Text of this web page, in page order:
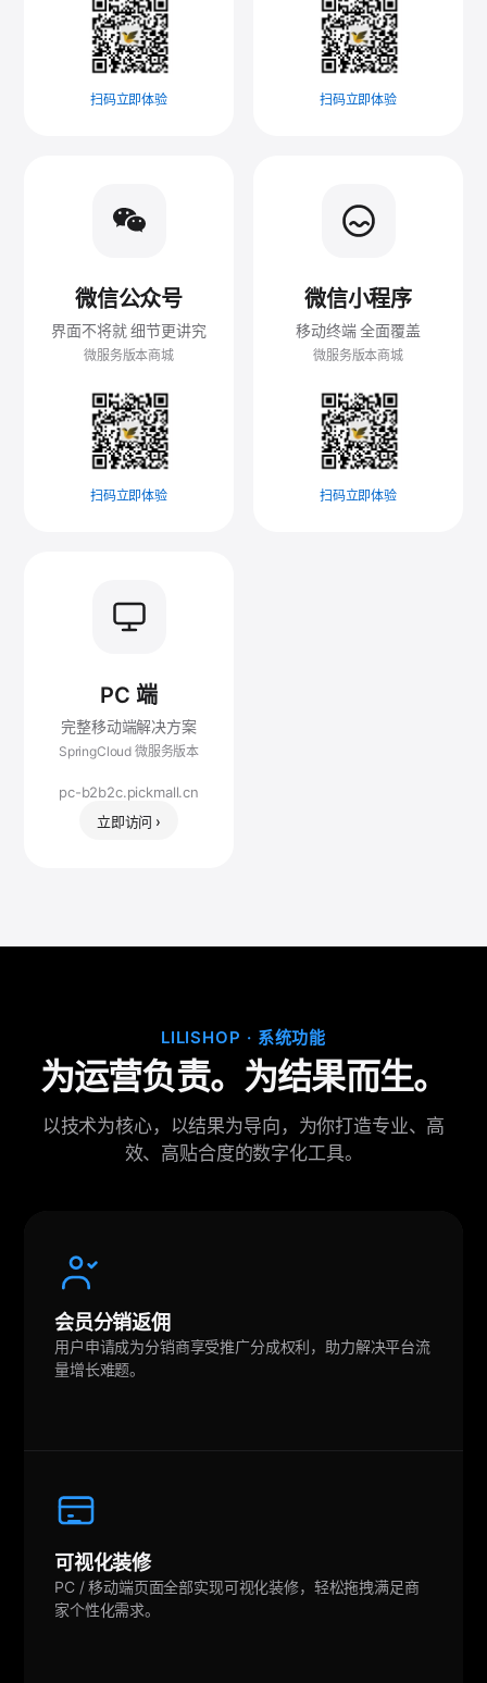
扫码立即体验 扫码立即体验
微信公众号
界面不将就 细节更讲究
微服务版本商城
扫码立即体验
微信小程序
移动终端 全面覆盖
微服务版本商城
扫码立即体验
PC 端
完整移动端解决方案
SpringCloud 微服务版本
pc-b2b2c.pickmall.cn
立即访问 ›
LILISHOP · 系统功能
为运营负责。为结果而生。
以技术为核心，以结果为导向，为你打造专业、高
效、高贴合度的数字化工具。
会员分销返佣
用户申请成为分销商享受推广分成权利，助力解决平台流
量增长难题。
可视化装修
PC / 移动端页面全部实现可视化装修，轻松拖拽满足商
家个性化需求。